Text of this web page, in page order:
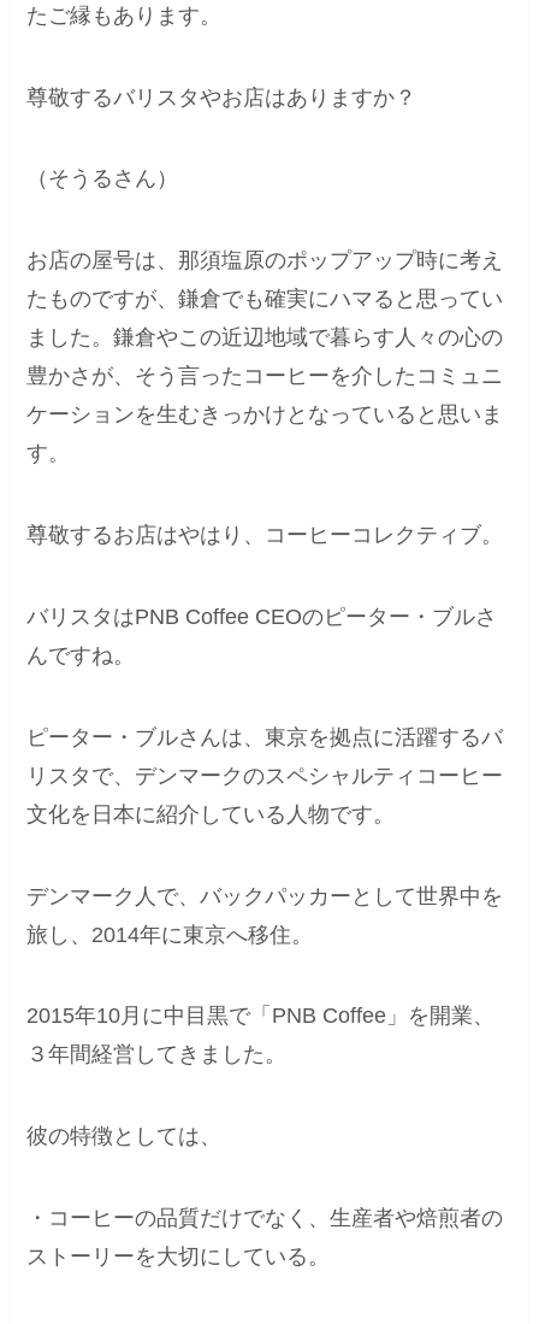
たご縁もあります。
尊敬するバリスタやお店はありますか？
（そうるさん）
お店の屋号は、那須塩原のポップアップ時に考え
たものですが、鎌倉でも確実にハマると思ってい
ました。鎌倉やこの近辺地域で暮らす人々の心の
豊かさが、そう言ったコーヒーを介したコミュニ
ケーションを生むきっかけとなっていると思いま
す。
尊敬するお店はやはり、コーヒーコレクティブ。
バリスタはPNB Coffee CEOのピーター・ブルさ
んですね。
ピーター・ブルさんは、東京を拠点に活躍するバ
リスタで、デンマークのスペシャルティコーヒー
文化を日本に紹介している人物です。
デンマーク人で、バックパッカーとして世界中を
旅し、2014年に東京へ移住。
2015年10月に中目黒で「PNB Coffee」を開業、
３年間経営してきました。
彼の特徴としては、
・コーヒーの品質だけでなく、生産者や焙煎者の
ストーリーを大切にしている。